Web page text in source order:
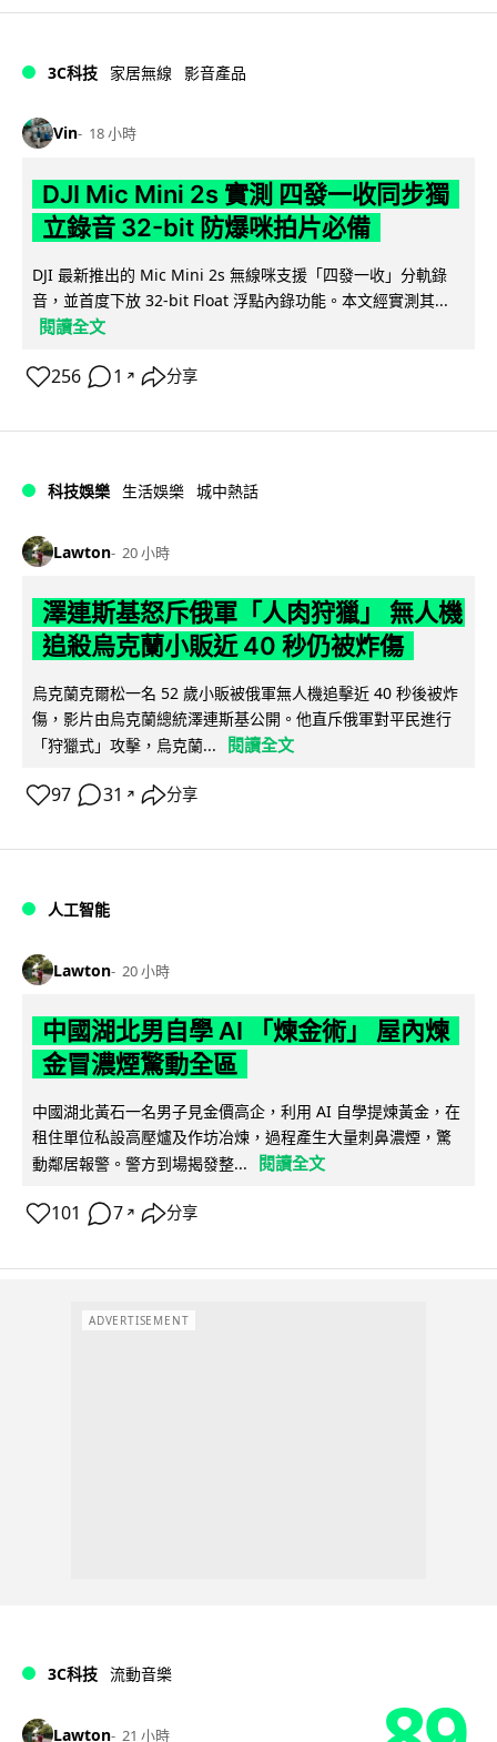
3C科技 家居無線 影音產品
Vin 18 小時
DJI Mic Mini 2s 實測 四發一收同步獨
立錄音 32-bit 防爆咪拍片必備
DJI 最新推出的 Mic Mini 2s 無線咪支援「四發一收」分軌錄
音，並首度下放 32-bit Float 浮點內錄功能。本文經實測其...
閱讀全文
256 1 ↗ 分享
科技娛樂 生活娛樂 城中熱話
Lawton 20 小時
澤連斯基怒斥俄軍「人肉狩獵」 無人機
追殺烏克蘭小販近 40 秒仍被炸傷
烏克蘭克爾松一名 52 歲小販被俄軍無人機追擊近 40 秒後被炸
傷，影片由烏克蘭總統澤連斯基公開。他直斥俄軍對平民進行
「狩獵式」攻擊，烏克蘭...
閱讀全文
97 31 ↗ 分享
人工智能
Lawton 20 小時
中國湖北男自學 AI 「煉金術」 屋內煉
金冒濃煙驚動全區
中國湖北黃石一名男子見金價高企，利用 AI 自學提煉黃金，在
租住單位私設高壓爐及作坊冶煉，過程產生大量刺鼻濃煙，驚
動鄰居報警。警方到場揭發整...
閱讀全文
101 7 ↗ 分享
ADVERTISEMENT
3C科技 流動音樂
Lawton 21 小時